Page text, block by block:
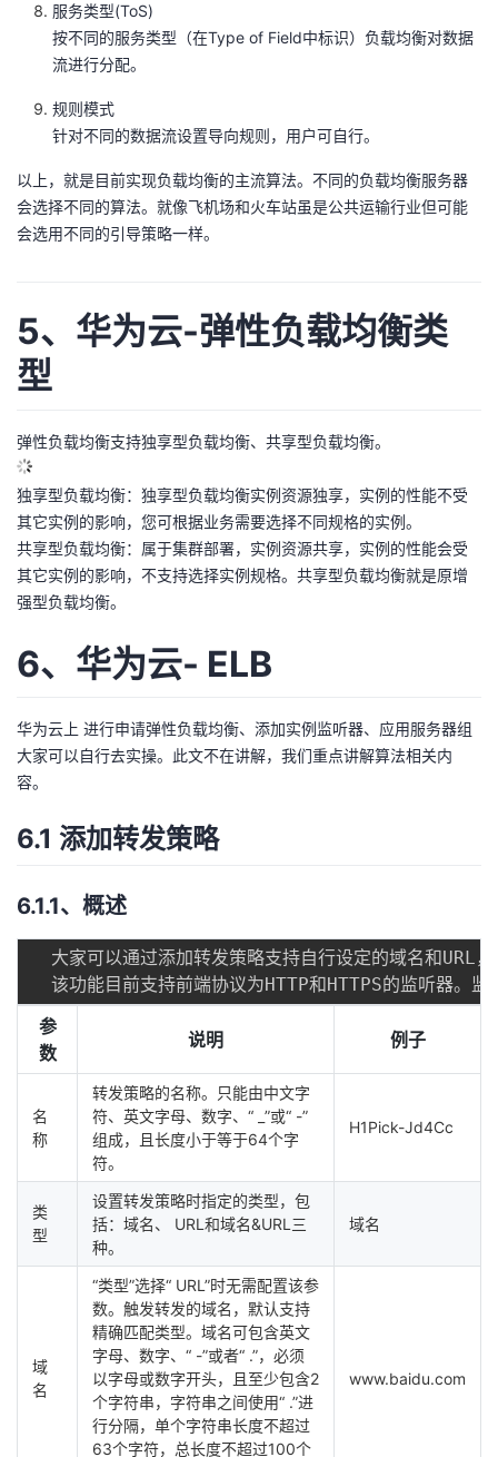
服务类型(ToS)
按不同的服务类型（在Type of Field中标识）负载均衡对数据
流进行分配。
规则模式
针对不同的数据流设置导向规则，用户可自行。
以上，就是目前实现负载均衡的主流算法。不同的负载均衡服务器
会选择不同的算法。就像飞机场和火车站虽是公共运输行业但可能
会选用不同的引导策略一样。
5、华为云-弹性负载均衡类
型
弹性负载均衡支持独享型负载均衡、共享型负载均衡。
独享型负载均衡：独享型负载均衡实例资源独享，实例的性能不受
其它实例的影响，您可根据业务需要选择不同规格的实例。
共享型负载均衡：属于集群部署，实例资源共享，实例的性能会受
其它实例的影响，不支持选择实例规格。共享型负载均衡就是原增
强型负载均衡。
6、华为云- ELB
华为云上 进行申请弹性负载均衡、添加实例监听器、应用服务器组
大家可以自行去实操。此文不在讲解，我们重点讲解算法相关内
容。
6.1 添加转发策略
6.1.1、概述
大家可以通过添加转发策略支持自行设定的域名和URL
参
数
说明 例子
名
称
转发策略的名称。只能由中文字
符、英文字母、数字、“ _”或“ -”
组成，且长度小于等于64个字
符。
H1Pick-Jd4Cc
类
型
设置转发策略时指定的类型，包
括：域名、 URL和域名&URL三
种。
域名
域
名
“类型”选择“ URL”时无需配置该参
数。触发转发的域名，默认支持
精确匹配类型。域名可包含英文
字母、数字、“ -”或者“ .”，必须
以字母或数字开头，且至少包含2
个字符串，字符串之间使用“ .”进
行分隔，单个字符串长度不超过
63个字符，总长度不超过100个
www.baidu.com